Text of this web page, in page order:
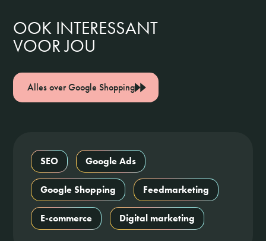
OOK INTERESSANT
VOOR JOU
Alles over Google Shopping
SEO Google Ads
Google Shopping Feedmarketing
E-commerce Digital marketing